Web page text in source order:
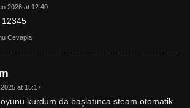
2026 at 12:40
12345
Cevapla
at 15:17
kurdum da başlatınca steam otomatik